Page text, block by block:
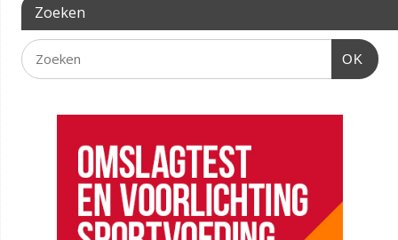
Zoeken
OK